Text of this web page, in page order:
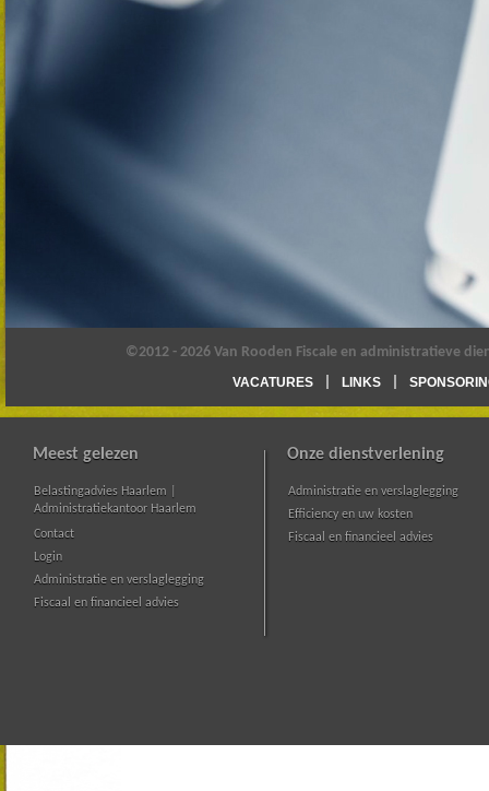
©2012 - 2026 Van Rooden Fiscale en administratieve
VACATURES LINKS
Meest gelezen
Belastingadvies Haarlem |
Administratiekantoor Haarlem
Contact
Login
Administratie en verslaglegging
Fiscaal en financieel advies
Onze dienstverlening
Administratie en verslaglegging
Efficiency en uw kosten
Fiscaal en financieel advies